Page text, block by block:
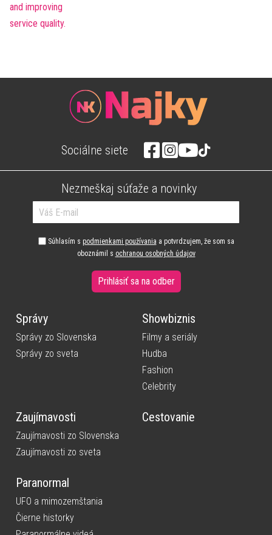
Sociálne siete
Nezmeškaj súťaže a novinky
Súhlasím s podmienkami používania a potvrdzujem, že som sa
oboznámil s ochranou osobných údajov
Prihlásiť sa na odber
Správy
Správy zo Slovenska
Správy zo sveta
Showbiznis
Filmy a seriály
Hudba
Fashion
Celebrity
Zaujímavosti
Zaujímavosti zo Slovenska
Zaujímavosti zo sveta
Cestovanie
Paranormal
UFO a mimozemštania
Čierne historky